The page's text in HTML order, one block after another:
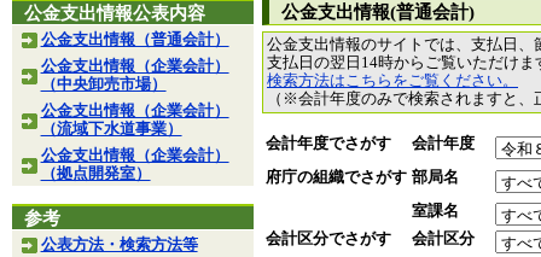
公金支出情報公表内容
公金支出情報（普通会計）
公金支出情報（企業会計）
（中央卸売市場）
公金支出情報（企業会計）
（流域下水道事業）
公金支出情報（企業会計）
（拠点開発室）
参考
公表方法・検索方法等
公金支出情報(普通会計)
公金支出情報のサイトでは、支払日
支払日の翌日14時からご覧いただけ
検索方法はこちらをご覧ください。
（※会計年度のみで検索されますと
会計年度でさがす
会計年度
府庁の組織でさがす 部局名
室課名
会計区分でさがす
会計区分